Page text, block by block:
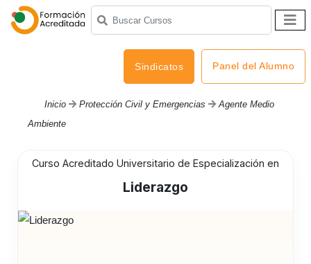
Sindicatos Panel del Alumno
Inicio Protección Civil y Emergencias
Agente Medio
Ambiente
Curso Acreditado Universitario de Especialización en
Liderazgo